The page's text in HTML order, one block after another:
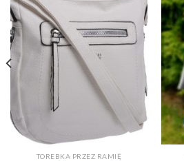
TOREBKA PRZEZ RAMIĘ